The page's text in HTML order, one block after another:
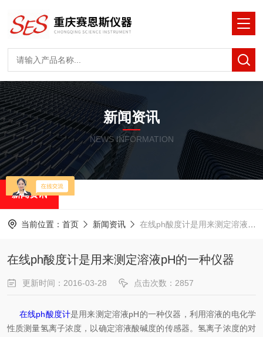
新闻资讯
NEWS INFORMATION
新闻资讯
当前位置： 首页 新闻资讯 在线ph酸度计是用来测定溶液pH的一种仪器
在线ph酸度计是用来测定溶液pH的一种仪器
更新时间：2016-03-28 点击次数：2857
在线ph酸度计是用来测定溶液pH的一种仪器，利用溶液的电化学
性质测量氢离子浓度，以确定溶液酸碱度的传感器。氢离子浓度的对